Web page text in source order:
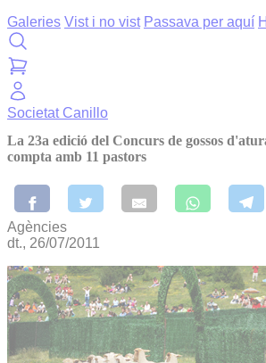
Galeries Vist i no vist Passava per aquí
Societat Canillo
La 23a edició del Concurs de gossos
compta amb 11 pastors
Agències
dt., 26/07/2011